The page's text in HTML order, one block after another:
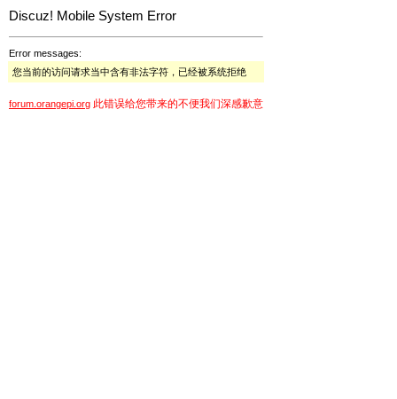
Discuz! Mobile System Error
Error messages:
您当前的访问请求当中含有非法字符，已经被系统拒绝
forum.orangepi.org 此错误给您带来的不便我们深感歉意